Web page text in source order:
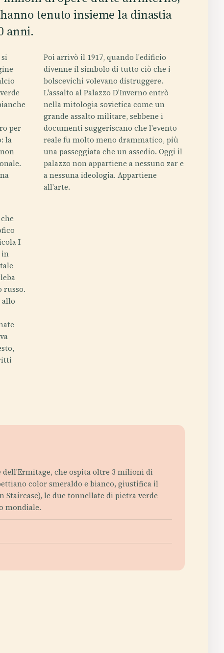
tenuto insieme la dinastia
anni.
per
la
I
in
russo.
allo
Poi arrivò il 1917, quando l'edificio
divenne il simbolo di tutto ciò che i
bolscevichi volevano distruggere.
L'assalto al Palazzo D'Inverno entrò
nella mitologia sovietica come un
grande assalto militare, sebbene i
documenti suggeriscano che l'evento
reale fu molto meno drammatico, più
una passeggiata che un assedio. Oggi il
palazzo non appartiene a nessuno zar e
a nessuna ideologia. Appartiene
all'arte.
dell'Ermitage, che ospita oltre 3 milioni di
color smeraldo e bianco, giustifica il
le due tonnellate di pietra verde
mondiale.